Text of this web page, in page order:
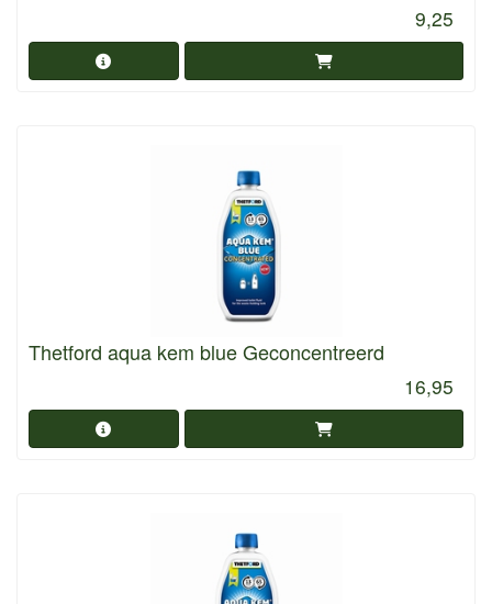
9,25
Thetford aqua kem blue Geconcentreerd
16,95